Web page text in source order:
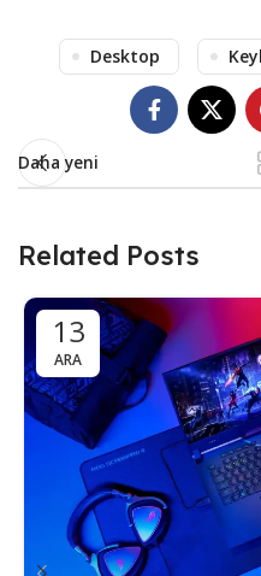
Desktop
Daha yeni
Related Posts
13
ARA